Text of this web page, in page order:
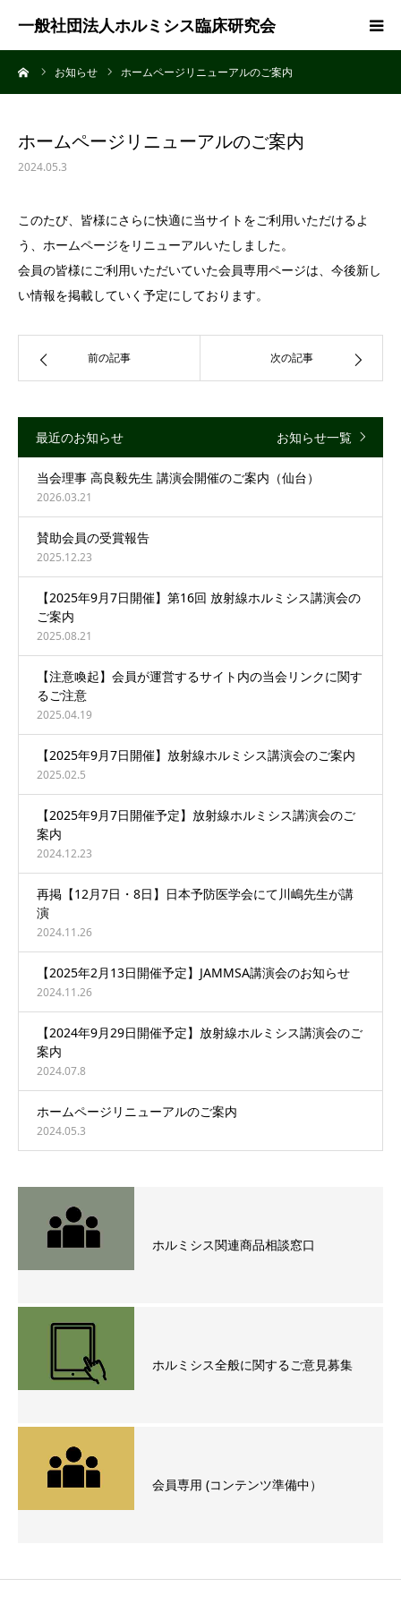
一般社団法人ホルミシス臨床研究会
お知らせ ホームページリニューアルのご案内
ホームページリニューアルのご案内
2024.05.3
このたび、皆様にさらに快適に当サイトをご利用いただけるよ
う、ホームページをリニューアルいたしました。
会員の皆様にご利用いただいていた会員専用ページは、今後新し
い情報を掲載していく予定にしております。
前の記事 次の記事
最近のお知らせ お知らせ一覧
当会理事 高良毅先生 講演会開催のご案内（仙台）
2026.03.21
賛助会員の受賞報告
2025.12.23
【2025年9月7日開催】第16回 放射線ホルミシス講演会の
ご案内
2025.08.21
【注意喚起】会員が運営するサイト内の当会リンクに関す
るご注意
2025.04.19
【2025年9月7日開催】放射線ホルミシス講演会のご案内
2025.02.5
【2025年9月7日開催予定】放射線ホルミシス講演会のご
案内
2024.12.23
再掲【12月7日・8日】日本予防医学会にて川嶋先生が講
演
2024.11.26
【2025年2月13日開催予定】JAMMSA講演会のお知らせ
2024.11.26
【2024年9月29日開催予定】放射線ホルミシス講演会のご
案内
2024.07.8
ホームページリニューアルのご案内
2024.05.3
ホルミシス関連商品相談窓口
ホルミシス全般に関するご意見募集
会員専用 (コンテンツ準備中）
TOP